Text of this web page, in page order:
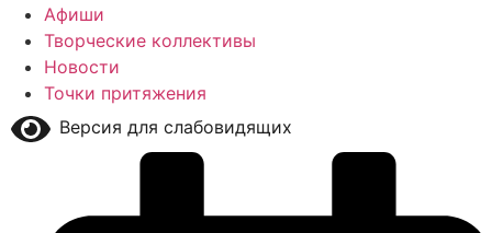
Афиши
Творческие коллективы
Новости
Точки притяжения
Версия для слабовидящих